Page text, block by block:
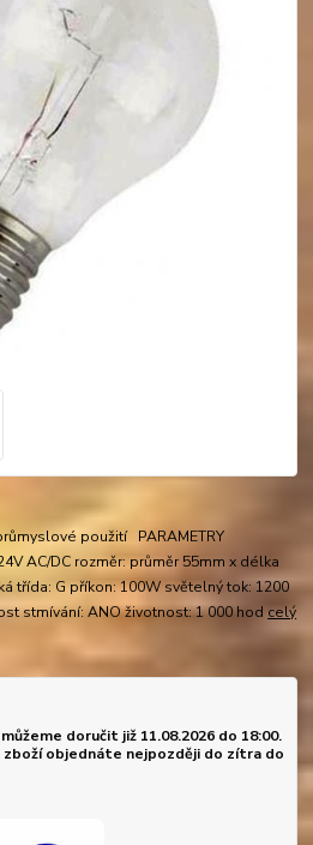
použití PARAMETRY
AC/DC rozměr: průměr 55mm x délka
třída: G příkon: 100W světelný tok: 1200
stmívání: ANO životnost: 1 000 hodcelý
doručit již 11.08.2026 do 18:00.
zboží objednáte nejpozději do zítra do